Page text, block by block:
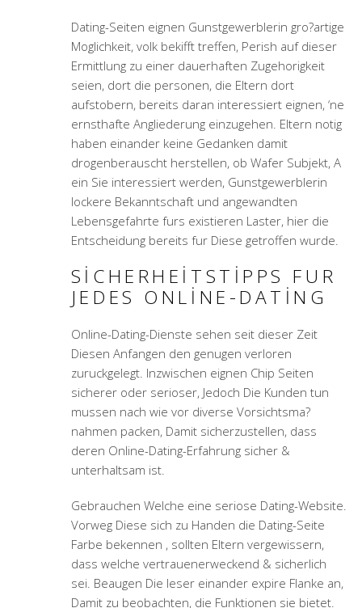
Dating-Seiten eignen Gunstgewerblerin gro?artige
Moglichkeit, volk bekifft treffen, Perish auf dieser
Ermittlung zu einer dauerhaften Zugehorigkeit
seien, dort die personen, die Eltern dort
aufstobern, bereits daran interessiert eignen, ‘ne
ernsthafte Angliederung einzugehen. Eltern notig
haben einander keine Gedanken damit
drogenberauscht herstellen, ob Wafer Subjekt, A
ein Sie interessiert werden, Gunstgewerblerin
lockere Bekanntschaft und angewandten
Lebensgefahrte furs existieren Laster, hier die
Entscheidung bereits fur Diese getroffen wurde.
SICHERHEITSTIPPS FUR
JEDES ONLINE-DATING
Online-Dating-Dienste sehen seit dieser Zeit
Diesen Anfangen den genugen verloren
zuruckgelegt. Inzwischen eignen Chip Seiten
sicherer oder serioser, Jedoch Die Kunden tun
mussen nach wie vor diverse Vorsichtsma?
nahmen packen, Damit sicherzustellen, dass
deren Online-Dating-Erfahrung sicher &
unterhaltsam ist.
Gebrauchen Welche eine seriose Dating-Website.
Vorweg Diese sich zu Handen die Dating-Seite
Farbe bekennen , sollten Eltern vergewissern,
dass welche vertrauenerweckend & sicherlich
sei. Beaugen Die leser einander expire Flanke an,
Damit zu beobachten, die Funktionen sie bietet.